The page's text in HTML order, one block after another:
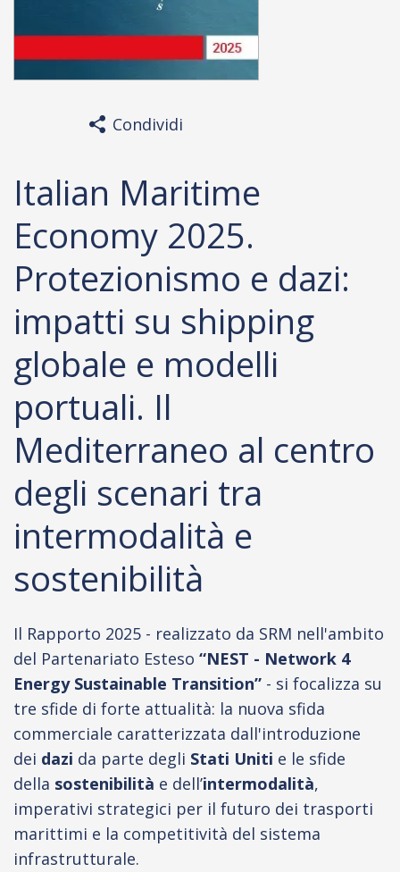
Condividi
Italian Maritime
Economy 2025.
Protezionismo e dazi:
impatti su shipping
globale e modelli
portuali. Il
Mediterraneo al centro
degli scenari tra
intermodalità e
sostenibilità
Il Rapporto 2025 - realizzato da SRM nell'ambito
del Partenariato Esteso “NEST - Network 4
Energy Sustainable Transition” - si focalizza su
tre sfide di forte attualità: la nuova sfida
commerciale caratterizzata dall'introduzione
dei dazi da parte degli Stati Uniti e le sfide
della sostenibilità e dell’intermodalità,
imperativi strategici per il futuro dei trasporti
marittimi e la competitività del sistema
infrastrutturale.